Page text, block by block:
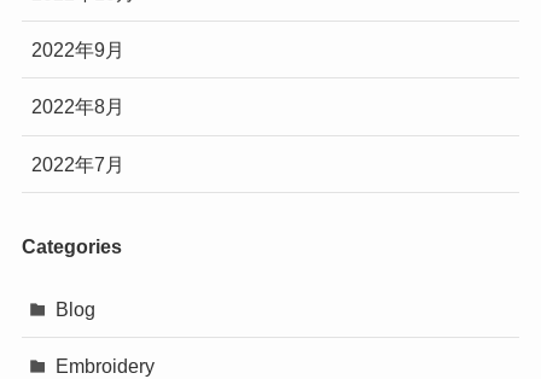
2022年9月
2022年8月
2022年7月
Categories
Blog
Embroidery